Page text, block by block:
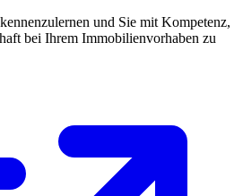
und Sie mit Kompetenz,
bei Ihrem Immobilienvorhaben zu